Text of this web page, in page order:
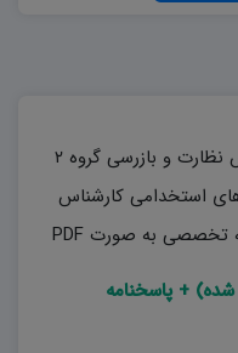
مجموعه سوالات استخدامی کارشناس نظارت و بازرسی گروه ۲
استخدامی کارشناس
+ پاسخنامه